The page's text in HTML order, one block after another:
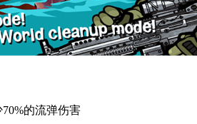
的流弹伤害